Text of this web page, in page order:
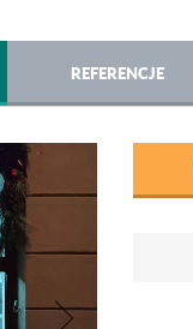
REFERENCJE